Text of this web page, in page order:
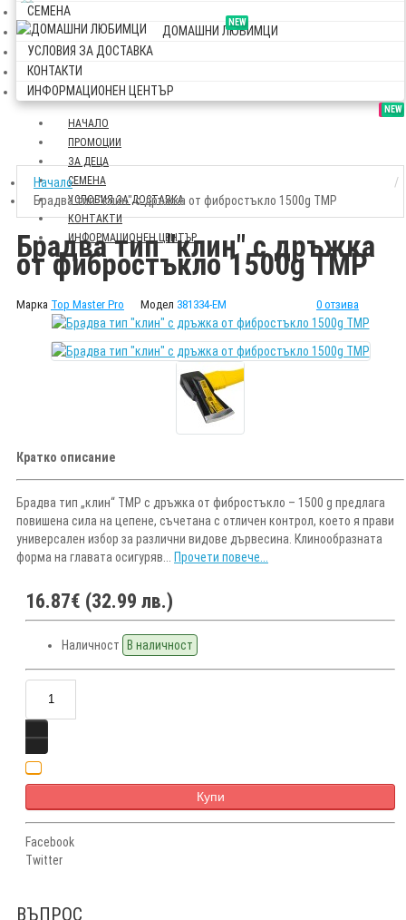
СЕМЕНА
NEW
ДОМАШНИ ЛЮБИМЦИ
УСЛОВИЯ ЗА ДОСТАВКА
КОНТАКТИ
ИНФОРМАЦИОНЕН ЦЕНТЪР
НАЧАЛО
SALE
ПРОМОЦИИ
NEW
ЗА ДЕЦА
СЕМЕНА
УСЛОВИЯ ЗА ДОСТАВКА
КОНТАКТИ
ИНФОРМАЦИОНЕН ЦЕНТЪР
Начало
Брадва тип "клин" с дръжка от фибростъкло 1500g TMP
Брадва тип "клин" с дръжка
от фибростъкло 1500g TMP
Марка Top Master Pro Модел 381334-EM 0 отзива
Кратко описание
Брадва тип „клин“ TMP с дръжка от фибростъкло – 1500 g предлага
повишена сила на цепене, съчетана с отличен контрол, което я прави
универсален избор за различни видове дървесина. Клинoобразната
форма на главата осигуряв... Прочети повече...
16.87€ (32.99 лв.)
Наличност В наличност
Купи
Facebook
Twitter
ВЪПРОС